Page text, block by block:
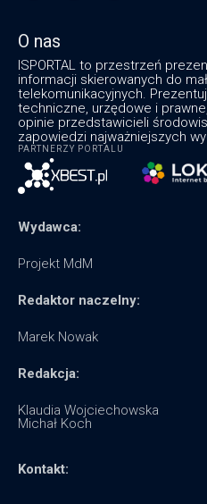
O nas
ISPORTAL to przestrzeń
informacji skierowanych do
telekomunikacyjnych.
techniczne, urzędowe i
opinie przedstawicieli
zapowiedzi najważniejszych
PARTNERZY PORTALU
Wydawca:
Projekt MdM
Redaktor naczelny:
Marek Nowak
Redakcja:
Klaudia Wojciechowska
Michał Koch
Kontakt: